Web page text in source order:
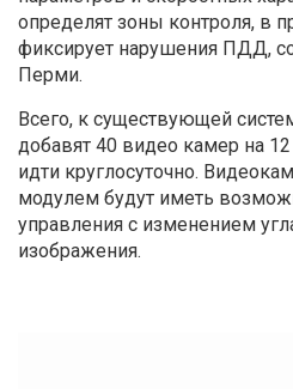
определят зоны контроля, в
фиксирует нарушения ПДД,
Перми.
Всего, к существующей
добавят 40 видео камер на
идти круглосуточно.
модулем будут иметь
управления с изменением
изображения.